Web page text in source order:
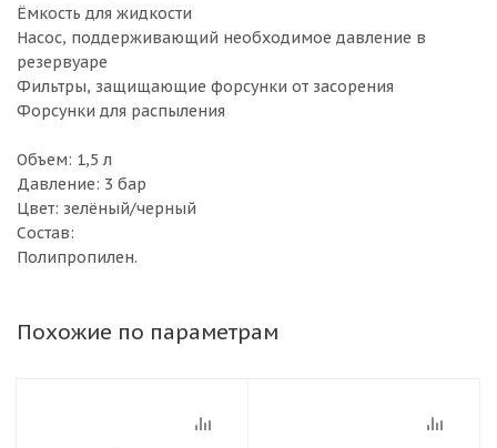
Ёмкость для жидкости
Насос, поддерживающий необходимое давление в
резервуаре
Фильтры, защищающие форсунки от засорения
Форсунки для распыления
Объем: 1,5 л
Давление: 3 бар
Цвет: зелёный/черный
Состав:
Полипропилен.
Похожие по параметрам